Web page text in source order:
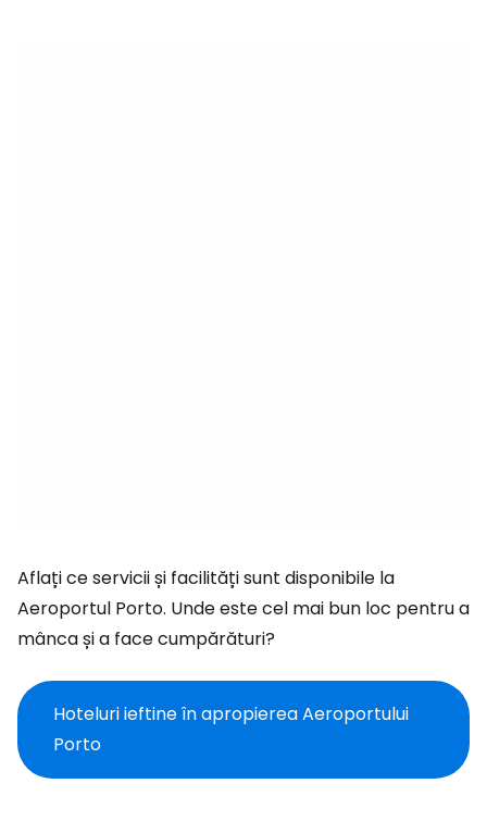
Aflați ce servicii și facilități sunt disponibile la
Aeroportul Porto. Unde este cel mai bun loc pentru a
mânca și a face cumpărături?
Hoteluri ieftine în apropierea Aeroportului
Porto